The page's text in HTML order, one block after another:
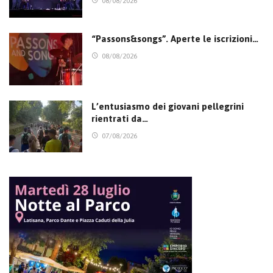
“Passons&songs”. Aperte le iscrizioni…
08/08/2026
L’entusiasmo dei giovani pellegrini
rientrati da…
07/08/2026